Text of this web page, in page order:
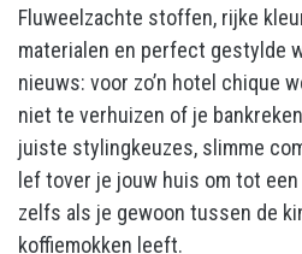
Fluweelzachte stoffen, rijke
materialen en perfect gestylde
nieuws: voor zo’n hotel chique
niet te verhuizen of je
juiste stylingkeuzes, slimme
lef tover je jouw huis om tot een
zelfs als je gewoon tussen de
koffiemokken leeft.